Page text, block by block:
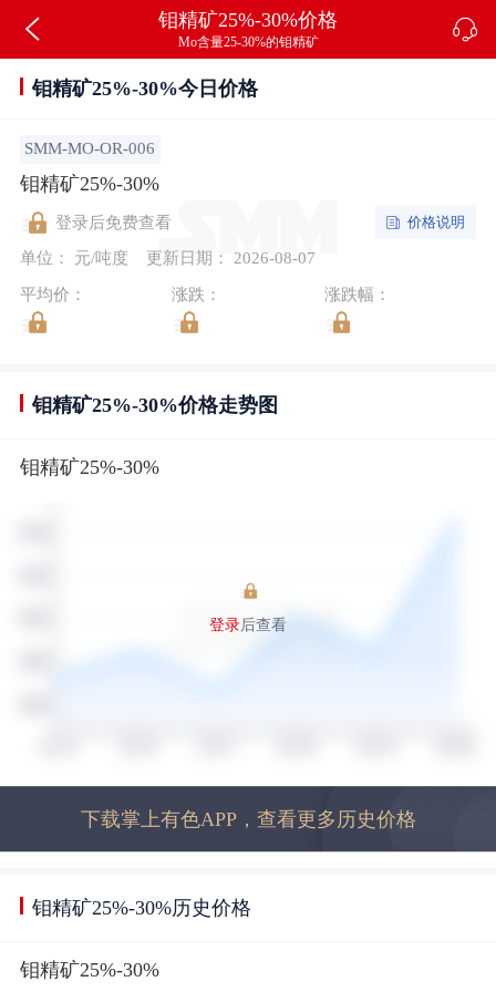
钼精矿25%-30%价格
Mo含量25-30%的钼精矿
钼精矿25%-30%今日价格
SMM-MO-OR-006
钼精矿25%-30%
登录后免费查看
单位： 元/吨度
更新日期： 2026-08-07
价格说明
平均价： 涨跌： 涨跌幅：
钼精矿25%-30%价格走势图
钼精矿25%-30%
登录后查看
下载掌上有色APP，查看更多历史价格
钼精矿25%-30%历史价格
钼精矿25%-30%